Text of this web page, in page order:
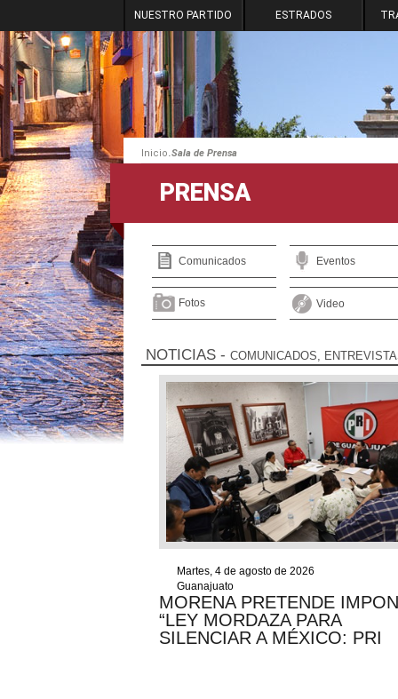
NUESTRO PARTIDO ESTRADOS
Inicio.Sala de Prensa
PRENSA
Comunicados Eventos
Fotos Video
NOTICIAS - COMUNICADOS,
Martes, 4 de agosto de 2026
Guanajuato
MORENA PRETENDE
“LEY MORDAZA PARA
SILENCIAR A MÉXICO: PRI